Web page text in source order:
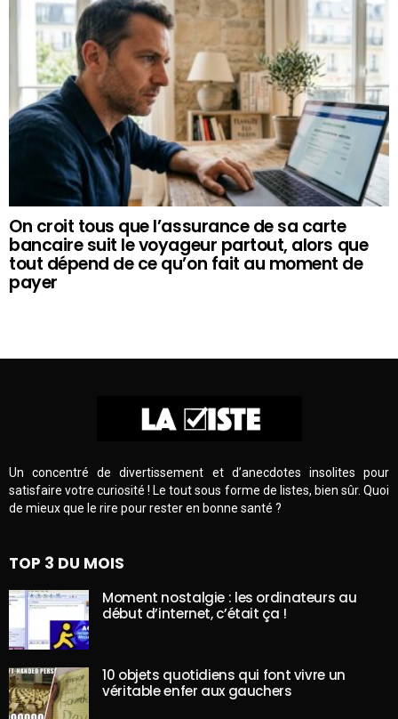
On croit tous que l’assurance de sa carte
bancaire suit le voyageur partout, alors que
tout dépend de ce qu’on fait au moment de
payer
Un concentré de divertissement et d’anecdotes insolites pour
satisfaire votre curiosité ! Le tout sous forme de listes, bien sûr. Quoi
de mieux que le rire pour rester en bonne santé ?
TOP 3 DU MOIS
Moment nostalgie : les ordinateurs au
début d’internet, c’était ça !
10 objets quotidiens qui font vivre un
véritable enfer aux gauchers